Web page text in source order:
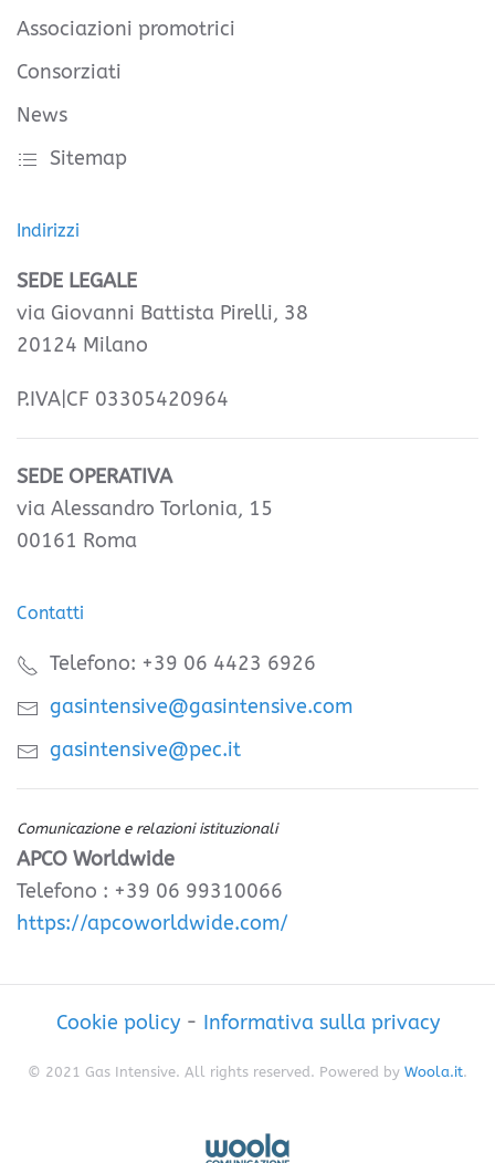
Associazioni promotrici
Consorziati
News
Sitemap
Indirizzi
SEDE LEGALE
via Giovanni Battista Pirelli, 38
20124 Milano
P.IVA|CF 03305420964
SEDE OPERATIVA
via Alessandro Torlonia, 15
00161 Roma
Contatti
Telefono: +39 06 4423 6926
gasintensive@gasintensive.com
gasintensive@pec.it
Comunicazione e relazioni istituzionali
APCO Worldwide
Telefono : +39 06 99310066
https://apcoworldwide.com/
Cookie policy- Informativa sulla privacy
© 2021 Gas Intensive. All rights reserved. Powered by Woola.it.